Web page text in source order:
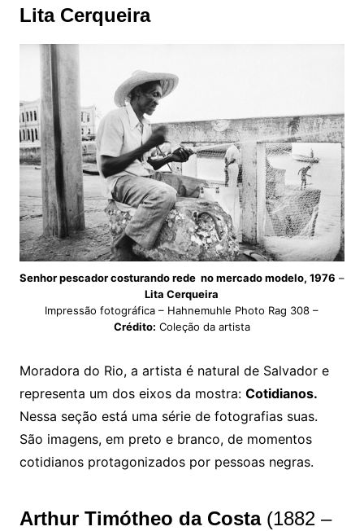
Lita Cerqueira
Senhor pescador costurando rede no mercado modelo, 1976 –
Lita Cerqueira
Impressão fotográfica – Hahnemuhle Photo Rag 308 –
Crédito: Coleção da artista
Moradora do Rio, a artista é natural de Salvador e
representa um dos eixos da mostra: Cotidianos.
Nessa seção está uma série de fotografias suas.
São imagens, em preto e branco, de momentos
cotidianos protagonizados por pessoas negras.
Arthur Timótheo da Costa (1882 –